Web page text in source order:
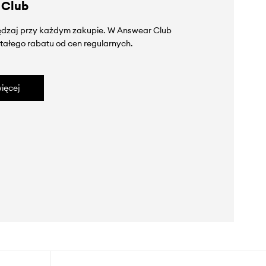
przy każdym zakupie. W Answear Club
rabatu od cen regularnych.